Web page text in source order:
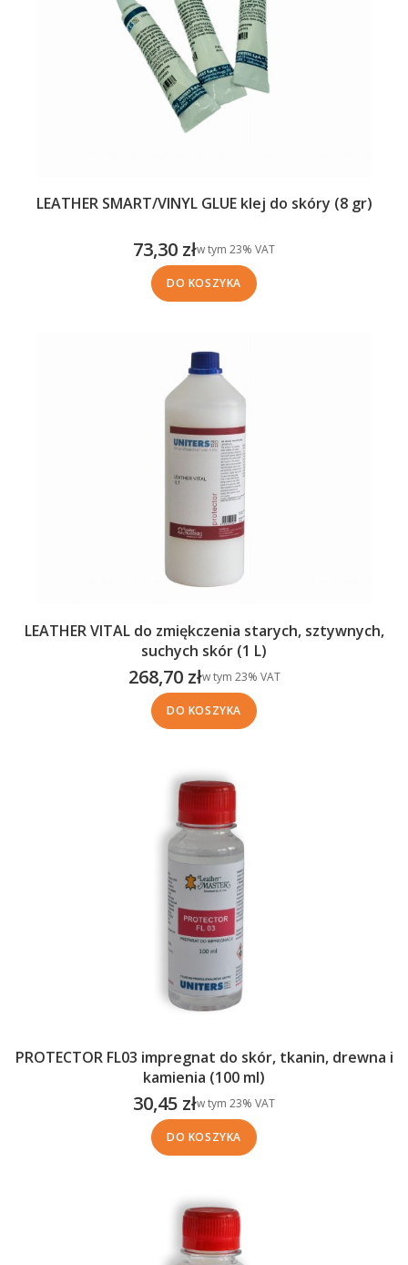
LEATHER SMART/VINYL GLUE klej do skóry (8 gr)
Cena brutto
73,30 złw tym %s VAT
w tym 23% VAT
DO KOSZYKA
LEATHER VITAL do zmiękczenia starych, sztywnych,
suchych skór (1 L)
Cena brutto
268,70 złw tym %s VAT
w tym 23% VAT
DO KOSZYKA
PROTECTOR FL03 impregnat do skór, tkanin, drewna i
kamienia (100 ml)
Cena brutto
30,45 złw tym %s VAT
w tym 23% VAT
DO KOSZYKA